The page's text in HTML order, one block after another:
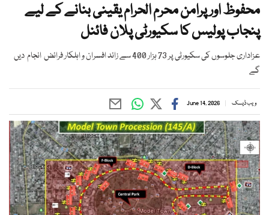
محفوظ اور پرامن محرم الحرام یقینی بنانے کے لیے
پنجاب پولیس کا سکیورٹی پلان فائنل
عزاداری جلوسوں کی سکیورٹی پر 73 ہزار 400 سے زائد افسران و اہلکار فرائض انجام دیں
گے
ویب ڈیسک June 14, 2026